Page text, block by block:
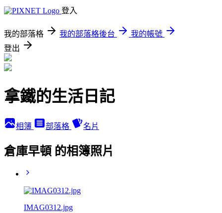
登入
我的部落格 我的部落格後台
我的帳號
登出
拿鐵的生活日記
相簿 部落格 名片
倉庫早頓 的相簿照片
IMAG0312.jpg